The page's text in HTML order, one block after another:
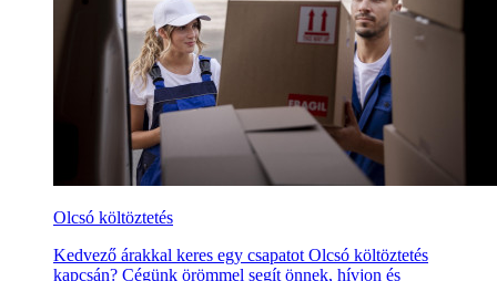
Olcsó költöztetés
Kedvező árakkal keres egy csapatot Olcsó költöztetés
kapcsán? Cégünk örömmel segít önnek, hívjon és